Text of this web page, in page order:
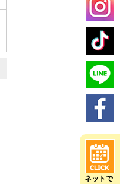
ネットで